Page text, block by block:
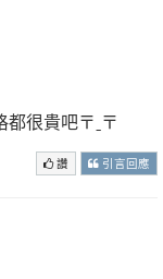
很貴吧〒ˍ〒
讚 引言回應